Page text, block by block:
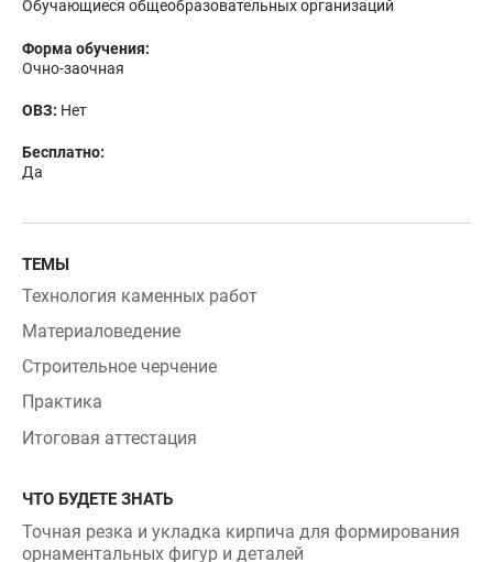
Очно-заочная
Да
Технология каменных работ
Строительное черчение
Практика
Итоговая аттестация
Точная резка и укладка кирпича для формирования
орнаментальных фигур и деталей